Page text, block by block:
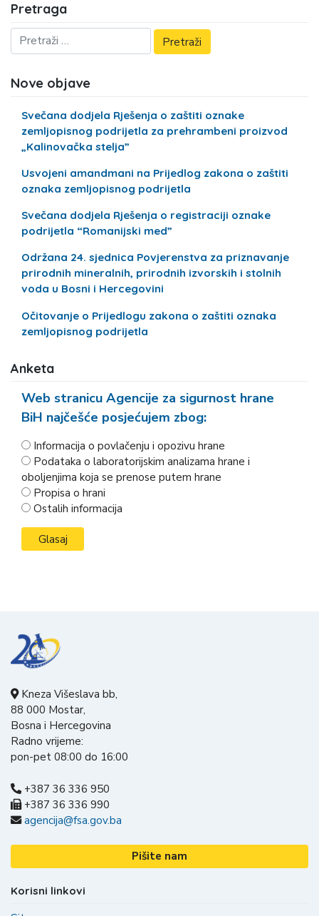
Pretraga
Nove objave
Svečana dodjela Rješenja o zaštiti oznake
zemljopisnog podrijetla za prehrambeni proizvod
„Kalinovačka stelja”
Usvojeni amandmani na Prijedlog zakona o zaštiti
oznaka zemljopisnog podrijetla
Svečana dodjela Rješenja o registraciji oznake
podrijetla “Romanijski med”
Održana 24. sjednica Povjerenstva za priznavanje
prirodnih mineralnih, prirodnih izvorskih i stolnih
voda u Bosni i Hercegovini
Očitovanje o Prijedlogu zakona o zaštiti oznaka
zemljopisnog podrijetla
Anketa
Web stranicu Agencije za sigurnost hrane
BiH najčešće posjećujem zbog:
Informacija o povlačenju i opozivu hrane
Podataka o laboratorijskim analizama hrane i
oboljenjima koja se prenose putem hrane
Propisa o hrani
Ostalih informacija
Kneza Višeslava bb,
88 000 Mostar,
Bosna i Hercegovina
Radno vrijeme:
pon-pet 08:00 do 16:00
+387 36 336 950
+387 36 336 990
agencija@fsa.gov.ba
Pišite nam
Korisni linkovi